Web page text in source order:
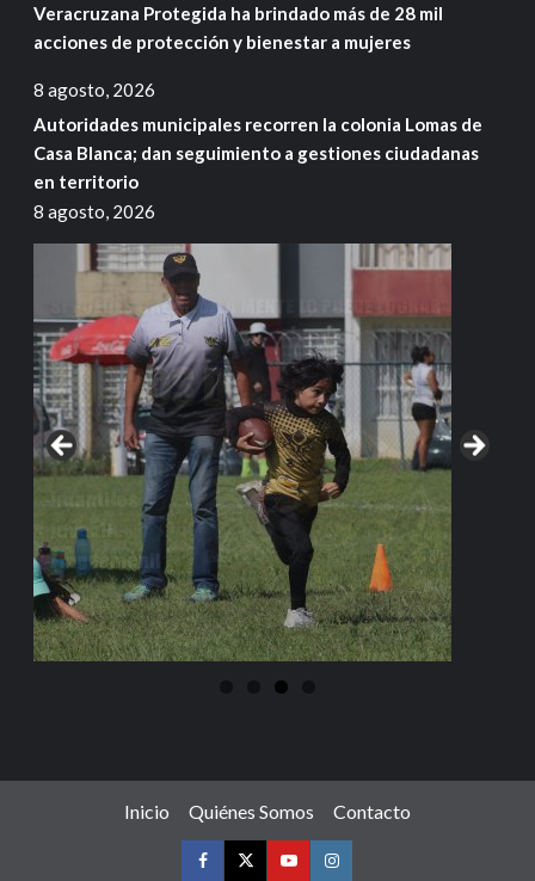
Veracruzana Protegida ha brindado más de 28 mil
acciones de protección y bienestar a mujeres
8 agosto, 2026
Autoridades municipales recorren la colonia Lomas de
Casa Blanca; dan seguimiento a gestiones ciudadanas
en territorio
8 agosto, 2026
Inicio Quiénes Somos Contacto